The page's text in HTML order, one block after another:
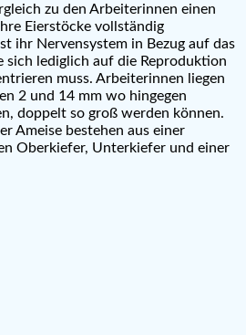
zu den Arbeiterinnen einen
Eierstöcke vollständig
ihr Nervensystem in Bezug auf das
sich lediglich auf die Reproduktion
muss. Arbeiterinnen liegen
2 und 14 mm wo hingegen
doppelt so groß werden können.
Ameise bestehen aus einer
Oberkiefer, Unterkiefer und einer